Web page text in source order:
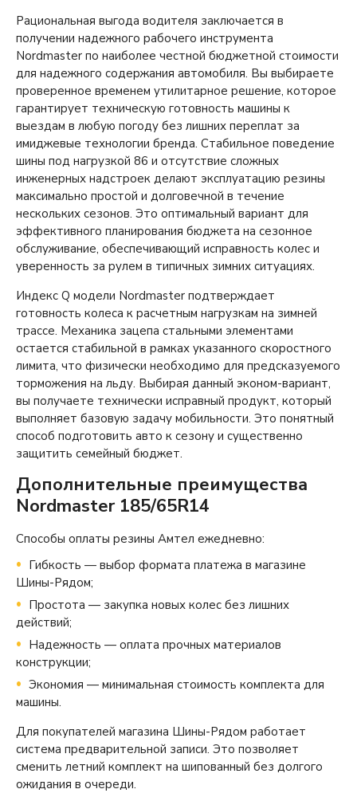
Рациональная выгода водителя заключается в
получении надежного рабочего инструмента
Nordmaster по наиболее честной бюджетной стоимости
для надежного содержания автомобиля. Вы выбираете
проверенное временем утилитарное решение, которое
гарантирует техническую готовность машины к
выездам в любую погоду без лишних переплат за
имиджевые технологии бренда. Стабильное поведение
шины под нагрузкой 86 и отсутствие сложных
инженерных надстроек делают эксплуатацию резины
максимально простой и долговечной в течение
нескольких сезонов. Это оптимальный вариант для
эффективного планирования бюджета на сезонное
обслуживание, обеспечивающий исправность колес и
уверенность за рулем в типичных зимних ситуациях.
Индекс Q модели Nordmaster подтверждает
готовность колеса к расчетным нагрузкам на зимней
трассе. Механика зацепа стальными элементами
остается стабильной в рамках указанного скоростного
лимита, что физически необходимо для предсказуемого
торможения на льду. Выбирая данный эконом-вариант,
вы получаете технически исправный продукт, который
выполняет базовую задачу мобильности. Это понятный
способ подготовить авто к сезону и существенно
защитить семейный бюджет.
Дополнительные преимущества
Nordmaster 185/65R14
Способы оплаты резины Амтел ежедневно:
Гибкость — выбор формата платежа в магазине
Шины-Рядом;
Простота — закупка новых колес без лишних
действий;
Надежность — оплата прочных материалов
конструкции;
Экономия — минимальная стоимость комплекта для
машины.
Для покупателей магазина Шины-Рядом работает
система предварительной записи. Это позволяет
сменить летний комплект на шипованный без долгого
ожидания в очереди.